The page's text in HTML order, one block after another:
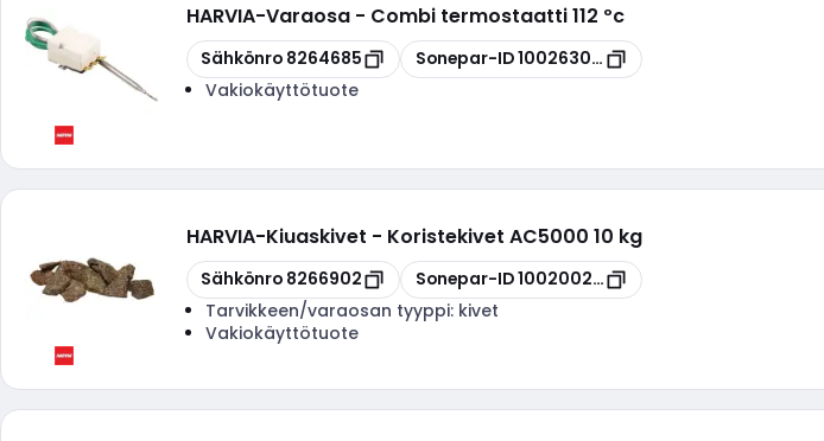
HARVIA-Varaosa - Combi termostaatti 112 ºc
Kopioi
Sähkönro 8264685 Kopioi
Sonepar-ID100263076
Vakiokäyttötuote
HARVIA-Kiuaskivet - Koristekivet AC5000 10 kg
Kopioi
Sähkönro 8266902 Kopioi
Sonepar-ID100200209
Tarvikkeen/varaosan tyyppi: kivet
Vakiokäyttötuote